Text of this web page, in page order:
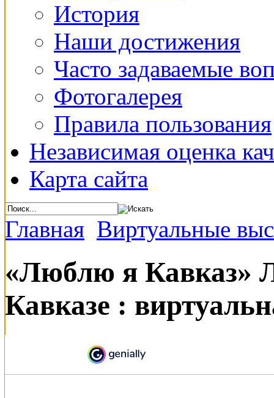
История
Наши достижения
Часто задаваемые
Фотогалерея
Правила пользования
Независимая оценка
Карта сайта
Главная Виртуальные
«Люблю я Кавказ»
Кавказе :